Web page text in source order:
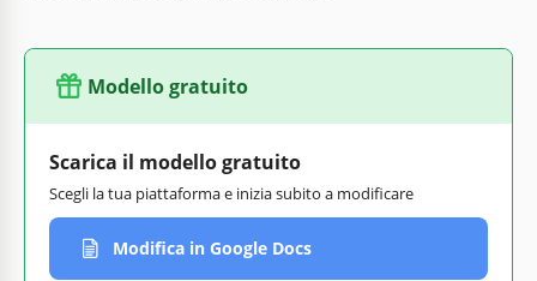
Modello gratuito
Scarica il modello gratuito
Scegli la tua piattaforma e inizia subito a modificare
Modifica in Google Docs